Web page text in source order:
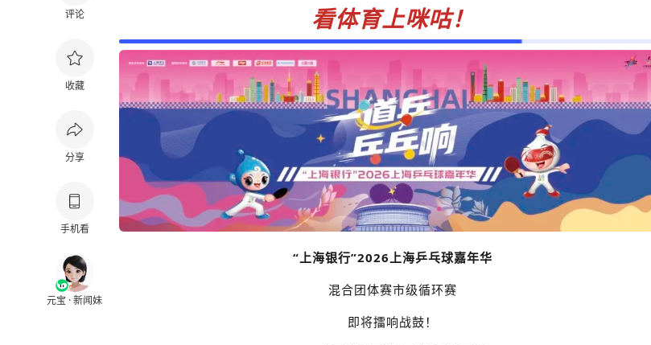
评论
收藏
分享
手机看
元宝 · 新闻妹
看体育上咪咕！
“上海银行”2026上海乒乓球嘉年华
混合团体赛市级循环赛
即将擂响战鼓！